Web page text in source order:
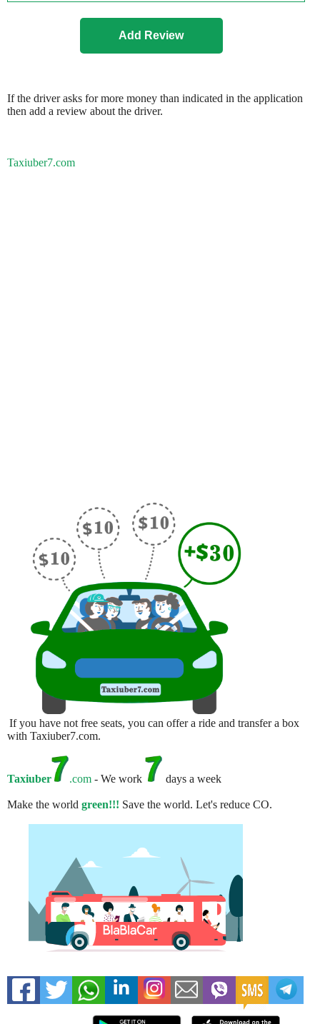
If the driver asks for more money than indicated in the application
then add a review about the driver.
Taxiuber7.com
If you have not free seats, you can offer a ride and transfer a box
with Taxiuber7.com.
Taxiuber .com - We work days a week
Make the world green!!! Save the world. Let's reduce CO.